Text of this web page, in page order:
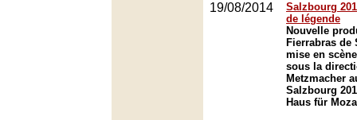
19/08/2014
Salzbourg
de légende
Nouvelle
Fierrabras de
mise en
sous la
Metzmacher
Salzbourg
Haus für